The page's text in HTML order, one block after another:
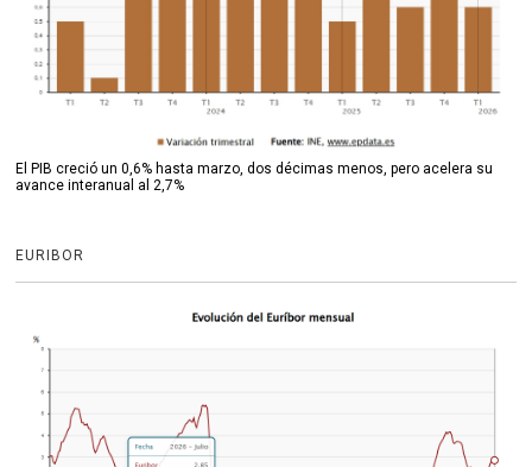
El PIB creció un 0,6% hasta marzo, dos décimas menos, pero acelera su
avance interanual al 2,7%
EURIBOR